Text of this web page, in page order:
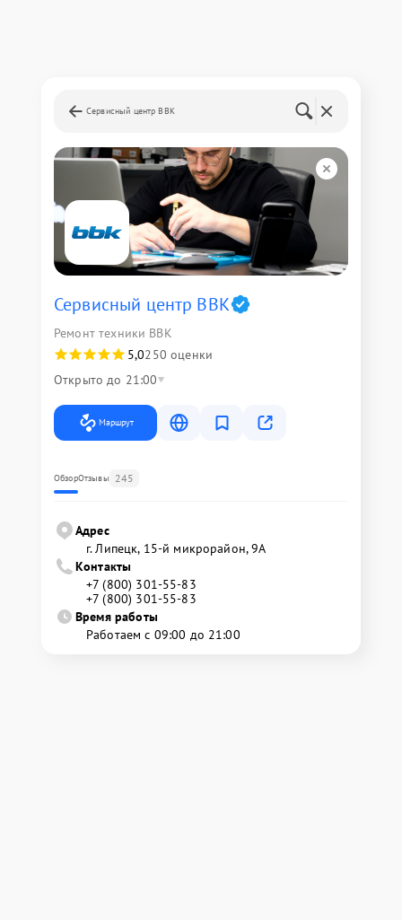
Сервисный центр BBK
Сервисный центр BBK
Ремонт техники BBK
5,0250 оценки
Открыто до 21:00
Маршрут
ОбзорОтзывы 245
Адрес
г. Липецк, 15-й микрорайон, 9А
Контакты
+7 (800) 301-55-83
+7 (800) 301-55-83
Время работы
Работаем с 09:00 до 21:00